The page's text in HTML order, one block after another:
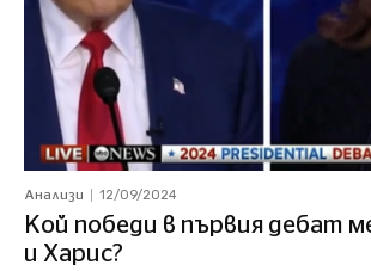
Анализи 12/09/2024
Кой победи в първия дебат
и Харис?